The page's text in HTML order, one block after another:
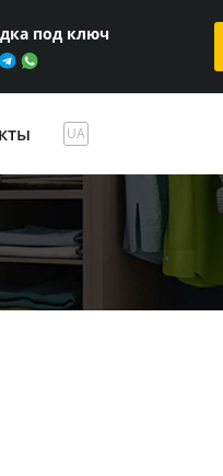
под ключ
UA